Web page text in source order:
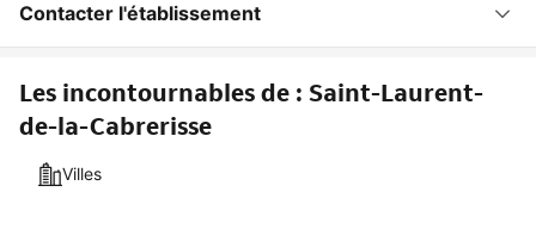
Contacter l'établissement
Les incontournables de : Saint-Laurent-
de-la-Cabrerisse
Villes